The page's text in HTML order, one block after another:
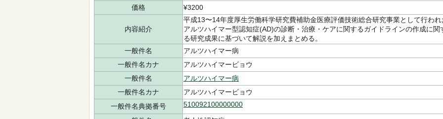
価格
¥3200
内容紹介
平成13〜14年度厚生労働科学研究費補助金医療評価技術総合研究事業として行われ
アルツハイマー型認知症(AD)の診断・治療・ケアに関するガイドラインの作成に関
る研究成果に基づいて解説を加えまとめる。
一般件名
アルツハイマー病
一般件名カナ
アルツハイマービョウ
一般件名
アルツハイマー病
一般件名カナ
アルツハイマービョウ
一般件名典拠番号
510092100000000